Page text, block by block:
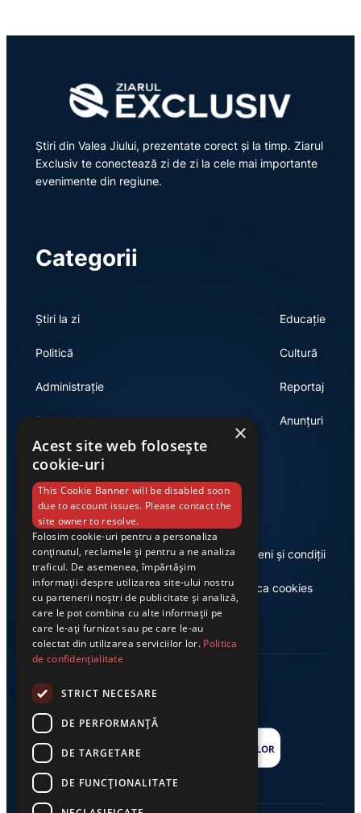
Știri din Valea Jiului, prezentate corect și la timp. Ziarul
Exclusiv te conectează zi de zi la cele mai importante
evenimente din regiune.
Categorii
Știri la zi
Politică
Administrație
Economie
Educație
Cultură
Reportaj
Anunțuri
Link-uri utile
Despre noi
Casa de editură Exclusiv
Termeni și condiții
Politica cookies
×
Acest site web folosește
cookie-uri
This Cookie Banner will be disabled soon
due to account issues. Please contact the
site owner to resolve.
Folosim cookie-uri pentru a personaliza
conținutul, reclamele și pentru a ne analiza
traficul. De asemenea, împărtășim
informații despre utilizarea site-ului nostru
cu partenerii noștri de publicitate și analiză,
care le pot combina cu alte informații pe
care le-ați furnizat sau pe care le-au
colectat din utilizarea serviciilor lor. Politica
de confidențialitate
STRICT NECESARE
DE PERFORMANȚĂ
DE TARGETARE
DE FUNCŢIONALITATE